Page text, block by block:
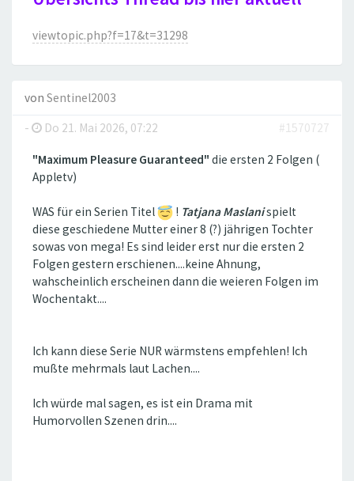
viewtopic.php?f=17&t=31298
von Sentinel2003
-
Do 21. Mai 2026, 07:22 #1570727
"Maximum Pleasure Guaranteed" die ersten 2 Folgen (
Appletv)
WAS für ein Serien Titel ! Tatjana Maslanispielt
diese geschiedene Mutter einer 8 (?) jährigen Tochter
sowas von mega! Es sind leider erst nur die ersten 2
Folgen gestern erschienen....keine Ahnung,
wahscheinlich erscheinen dann die weieren Folgen im
Wochentakt....
Ich kann diese Serie NUR wärmstens empfehlen! Ich
mußte mehrmals laut Lachen....
Ich würde mal sagen, es ist ein Drama mit
Humorvollen Szenen drin....